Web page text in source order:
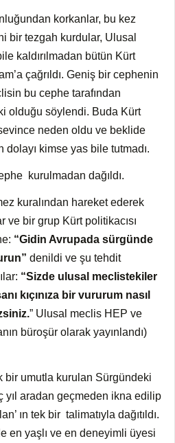
korkanlar, bu kez
bir tezgah kurdular, Ulusal
kaldırılmadan bütün Kürt
çağrıldı. Geniş bir cephenin
bu cephe tarafından
olduğu söylendi. Buda Kürt
neden oldu ve beklide
kimse yas bile tutmadı.
kurulmadan dağıldı.
kuralından hareket ederek
ve bir grup Kürt politikacısı
“Gidin Avrupada sürgünde
denildi ve şu tehdit
“Sizde ulusal meclistekiler
kıçınıza bir vururum nasıl
” Ulusal meclis HEP ve
büroşür olarak yayınlandı)
bir umutla kurulan Sürgündeki
yıl aradan geçmeden ikna edilip
ın tek bir talimatıyla dağıtıldı.
en yaşlı ve en deneyimli üyesi